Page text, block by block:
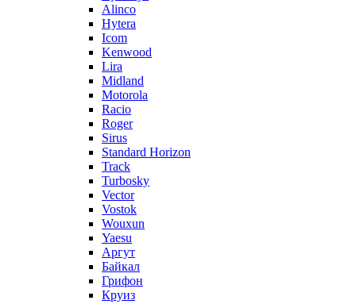
Alinco
Hytera
Icom
Kenwood
Lira
Midland
Motorola
Racio
Roger
Sirus
Standard Horizon
Track
Turbosky
Vector
Vostok
Wouxun
Yaesu
Аргут
Байкал
Грифон
Круиз